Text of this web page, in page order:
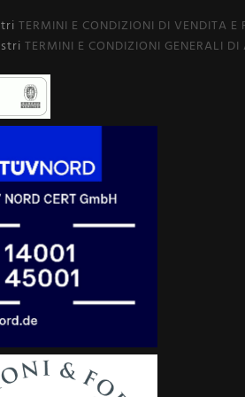
TERMINI E CONDIZIONI DI VENDITA E
TERMINI E CONDIZIONI GENERALI DI